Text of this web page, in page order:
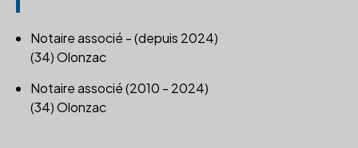
Notaire associé - (depuis 2024)
(34) Olonzac
Notaire associé (2010 - 2024)
(34) Olonzac